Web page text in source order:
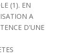
(1). EN
A
D'UNE